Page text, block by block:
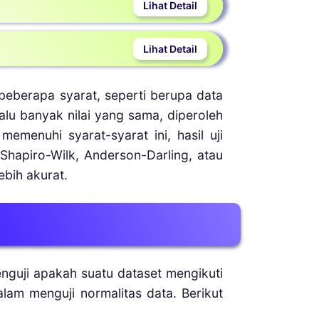
di mana analisis grafik
dari populasi target, bukan
bias statistik yang membuat
model pembanding akan
syarat, seperti berupa data
banyak nilai yang sama, diperoleh
syarat-syarat ini, hasil uji
Wilk, Anderson-Darling, atau
akurat.
apakah suatu dataset mengikuti
menguji normalitas data. Berikut